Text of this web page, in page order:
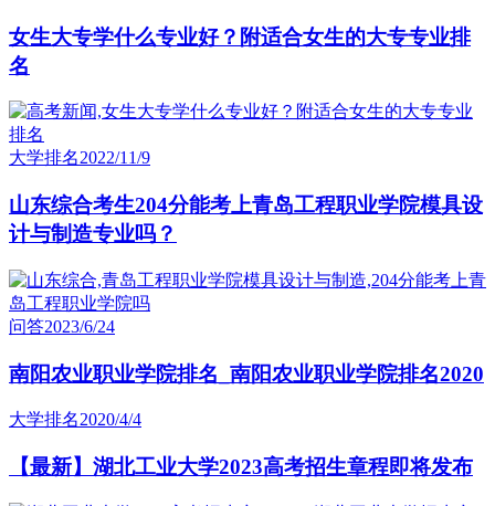
女生大专学什么专业好？附适合女生的大专专业排
名
大学排名2022/11/9
山东综合考生204分能考上青岛工程职业学院模具设
计与制造专业吗？
问答2023/6/24
南阳农业职业学院排名_南阳农业职业学院排名2020
大学排名2020/4/4
【最新】湖北工业大学2023高考招生章程即将发布